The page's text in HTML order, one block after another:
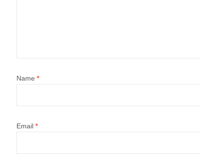
Name *
Email *